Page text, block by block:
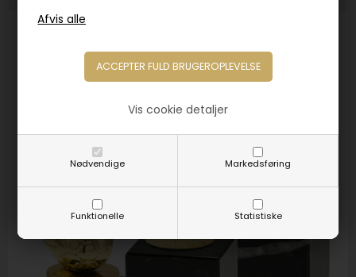
Nødvendige Markedsføring
Funktionelle Statistiske
Vis cookie detaljer